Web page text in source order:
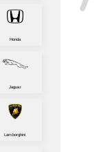
Honda
Jaguar
Lamborghini